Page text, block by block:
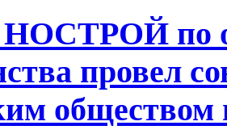
по
провел
обществом